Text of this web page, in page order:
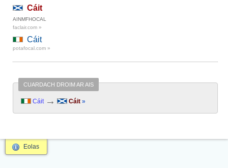
Cáit
AINMFHOCAL
faclair.com »
Cáit
potafocal.com »
CUARDACH DROIM AR AIS
Cáit → Cáit »
Eolas